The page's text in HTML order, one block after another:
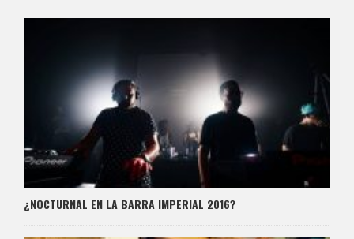
¿NOCTURNAL EN LA BARRA IMPERIAL 2016?